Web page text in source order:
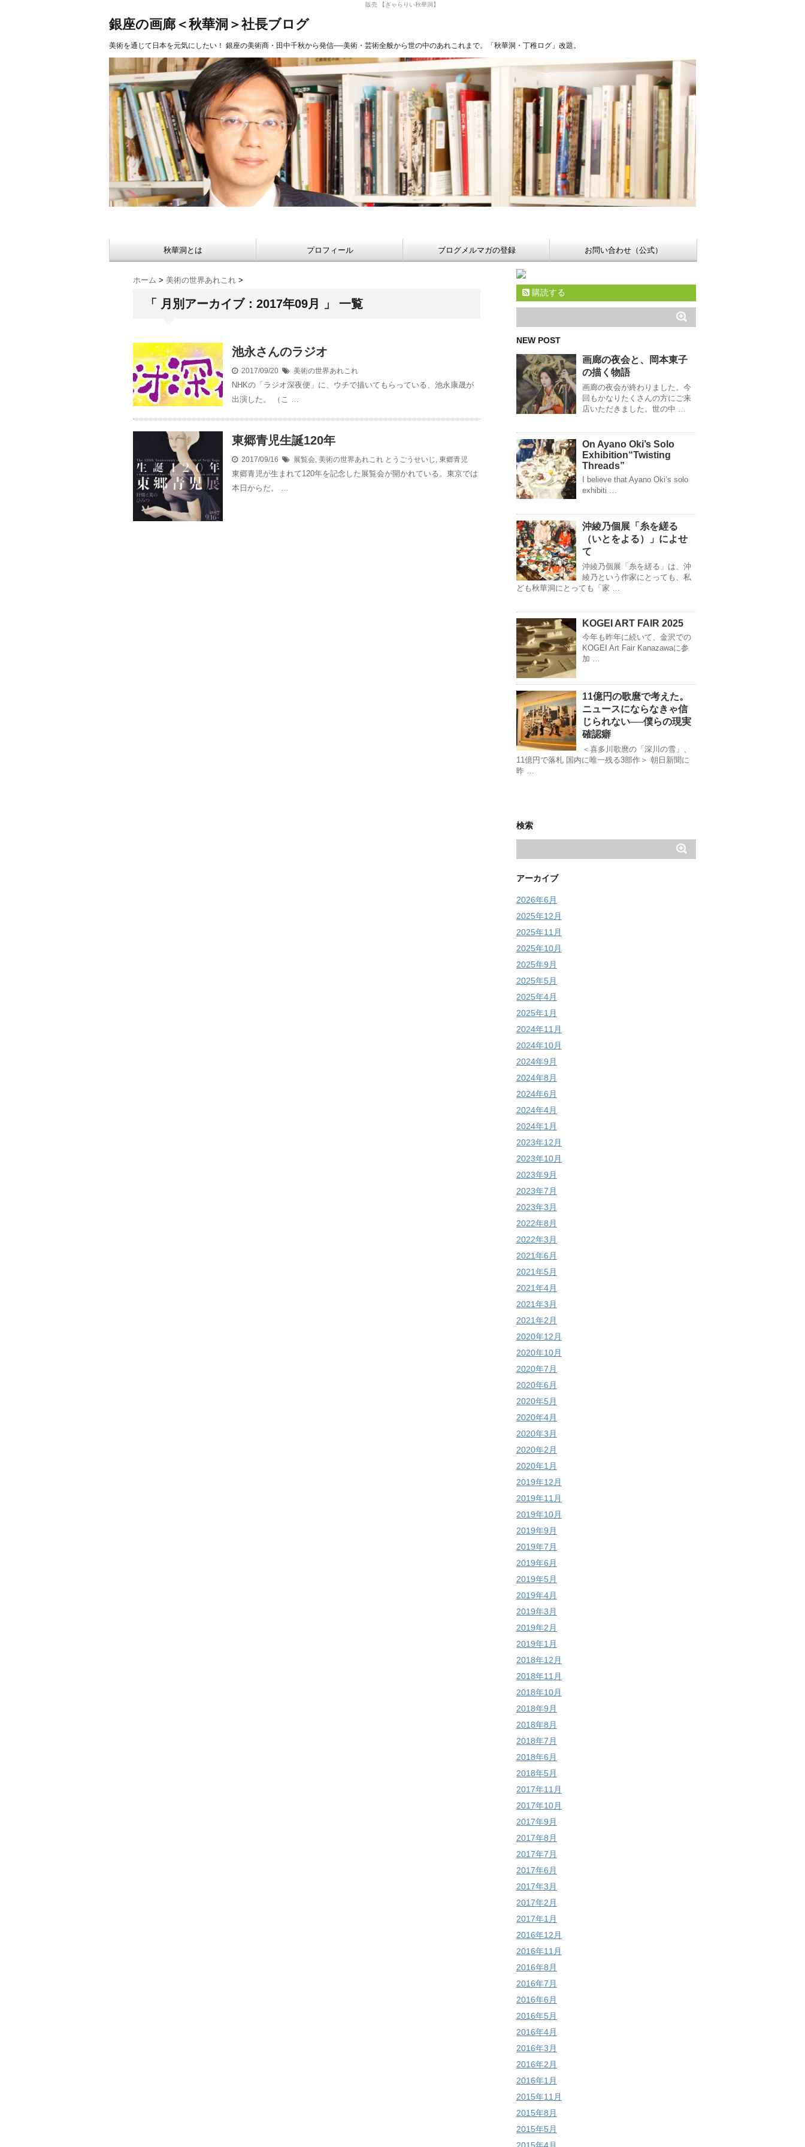
販売 【ぎゃらりい秋華洞】
銀座の画廊＜秋華洞＞社長ブログ
美術を通じて日本を元気にしたい！ 銀座の美術商・田中千秋から発信—-美術・芸術全般から世の中のあれこれまで。「秋華洞・丁稚ログ」改題。
秋華洞とは プロフィール ブログメルマガの登録 お問い合わせ（公式）
ホーム > 美術の世界あれこれ >
「 月別アーカイブ：2017年09月 」 一覧
池永さんのラジオ
2017/09/20 美術の世界あれこれ
NHKの「ラジオ深夜便」に、ウチで描いてもらっている、池永康晟が
出演した。 （こ …
東郷青児生誕120年
2017/09/16 展覧会, 美術の世界あれこれ とうごうせいじ , 東郷青児
東郷青児が生まれて120年を記念した展覧会が開かれている。東京では
本日からだ。 …
購読する
NEW POST
画廊の夜会と、岡本東子
の描く物語
画廊の夜会が終わりました。今
回もかなりたくさんの方にご来
店いただきました。世の中 …
On Ayano Oki’s Solo
Exhibition“Twisting
Threads”
I believe that Ayano Oki’s solo
exhibiti …
沖綾乃個展「糸を縒る
（いとをよる）」によせ
て
沖綾乃個展「糸を縒る」は、沖
綾乃という作家にとっても、私
ども秋華洞にとっても「家 …
KOGEI ART FAIR 2025
今年も昨年に続いて、金沢での
KOGEI Art Fair Kanazawaに参
加 …
11億円の歌麿で考えた。
ニュースにならなきゃ信
じられない──僕らの現実
確認癖
＜喜多川歌麿の「深川の雪」、
11億円で落札 国内に唯一残る3部作＞ 朝日新聞に
昨 …
検索
アーカイブ
2026年6月
2025年12月
2025年11月
2025年10月
2025年9月
2025年5月
2025年4月
2025年1月
2024年11月
2024年10月
2024年9月
2024年8月
2024年6月
2024年4月
2024年1月
2023年12月
2023年10月
2023年9月
2023年7月
2023年3月
2022年8月
2022年3月
2021年6月
2021年5月
2021年4月
2021年3月
2021年2月
2020年12月
2020年10月
2020年7月
2020年6月
2020年5月
2020年4月
2020年3月
2020年2月
2020年1月
2019年12月
2019年11月
2019年10月
2019年9月
2019年7月
2019年6月
2019年5月
2019年4月
2019年3月
2019年2月
2019年1月
2018年12月
2018年11月
2018年10月
2018年9月
2018年8月
2018年7月
2018年6月
2018年5月
2017年11月
2017年10月
2017年9月
2017年8月
2017年7月
2017年6月
2017年3月
2017年2月
2017年1月
2016年12月
2016年11月
2016年8月
2016年7月
2016年6月
2016年5月
2016年4月
2016年3月
2016年2月
2016年1月
2015年11月
2015年8月
2015年5月